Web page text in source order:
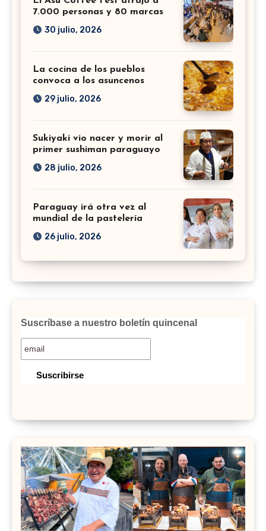
7.000 personas y 80 marcas
30 julio, 2026
La cocina de los pueblos
convoca a los asuncenos
29 julio, 2026
Sukiyaki vio nacer y morir al
primer sushiman paraguayo
28 julio, 2026
Paraguay irá otra vez al
mundial de la pastelería
26 julio, 2026
Suscríbase a nuestro boletín quincenal